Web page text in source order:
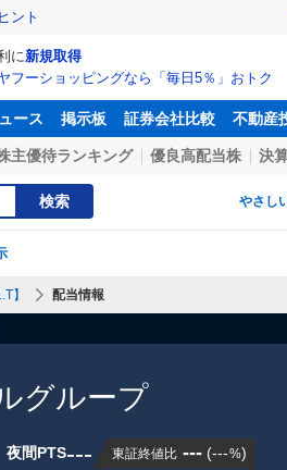
ント
に新規取得
フーショッピングなら「毎日5％」おトク
ース 掲示板 証券会社比較 不動産
主優待ランキング 優良高配当株 決
検索 やさし
】 配当情報
グループ
夜間PTS--- 東証終値比 --- (---%)